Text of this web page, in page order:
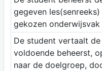
gegeven
gekozen onderwijsvak
De student vertaalt
voldoende beheerst,
naar de doelgroep,